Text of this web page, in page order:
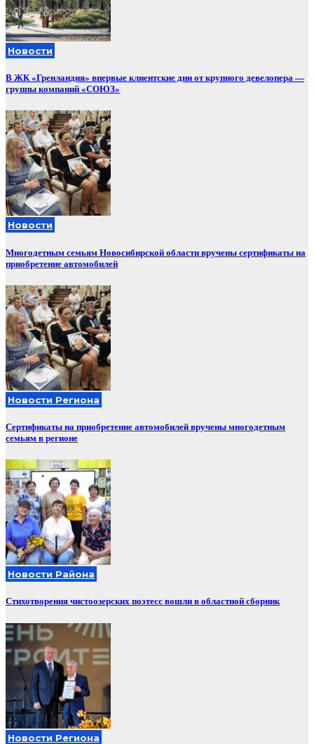
Новости
В ЖК «Гренландия» впервые клиентские дни от крупного девелопера —
группы компаний «СОЮЗ»
Новости
Многодетным семьям Новосибирской области вручены сертификаты на
приобретение автомобилей
Новости Региона
Сертификаты на приобретение автомобилей вручены многодетным
семьям в регионе
Новости Района
Стихотворения чистоозерских поэтесс вошли в областной сборник
Новости Региона